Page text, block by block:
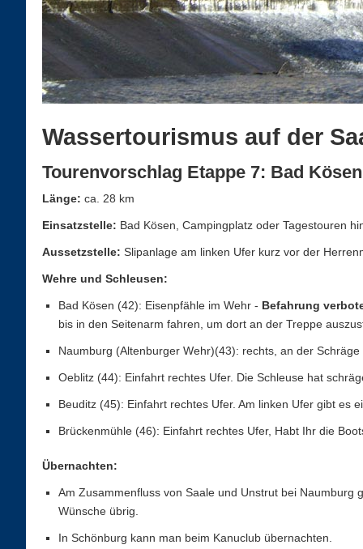
Wassertourismus auf der
Tourenvorschlag Etappe 7: Bad
Länge: ca. 28 km
Einsatzstelle: Bad Kösen, Campingplatz oder Tagestouren
Aussetzstelle: Slipanlage am linken Ufer kurz vor der
Wehre und Schleusen:
Bad Kösen (42): Eisenpfähle im Wehr - Befahrung
bis in den Seitenarm fahren, um dort an der Treppe
Naumburg (Altenburger Wehr)(43): rechts, an der
Oeblitz (44): Einfahrt rechtes Ufer. Die Schleuse hat
Beuditz (45): Einfahrt rechtes Ufer. Am linken Ufer gibt es
Brückenmühle (46): Einfahrt rechtes Ufer, Habt Ihr die
Übernachten:
Am Zusammenfluss von Saale und Unstrut bei
Wünsche übrig.
In Schönburg kann man beim Kanuclub übernachten.